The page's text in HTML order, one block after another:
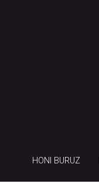
HONI BURUZ